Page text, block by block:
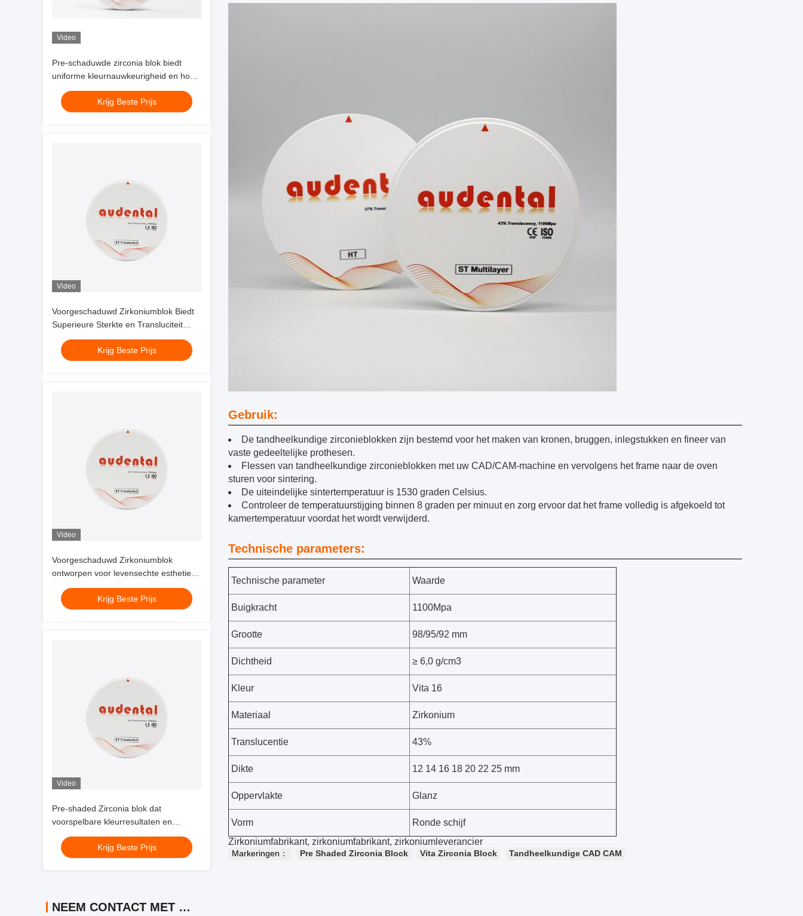
Video
Pre-schaduwde zirconia blok biedt
uniforme kleurnauwkeurigheid en hoge
doorschijnendheid voor natuurlijke
uitziende tandheelkundige restauratie
Krijg Beste Prijs
Video
Voorgeschaduwd Zirkoniumblok Biedt
Superieure Sterkte en Transluciteit
voor Duurzame Tandkronen, Bruggen
en Facings
Krijg Beste Prijs
Video
Voorgeschaduwd Zirkoniumblok
ontworpen voor levensechte esthetiek
en betrouwbare mechanische
prestaties in tandheelkundige
restauraties
Krijg Beste Prijs
Video
Pre-shaded Zirconia blok dat
voorspelbare kleurresultaten en
vereenvoudigde werkvloei voor de
productie van tandheelkundige
restauratie biedt
Krijg Beste Prijs
NEEM CONTACT MET ONS OP
Gebruik:
De tandheelkundige zirconieblokken zijn bestemd voor het maken van kronen, bruggen, inlegstukken en fineer van
vaste gedeeltelijke prothesen.
Flessen van tandheelkundige zirconieblokken met uw CAD/CAM-machine en vervolgens het frame naar de oven
sturen voor sintering.
De uiteindelijke sintertemperatuur is 1530 graden Celsius.
Controleer de temperatuurstijging binnen 8 graden per minuut en zorg ervoor dat het frame volledig is afgekoeld tot
kamertemperatuur voordat het wordt verwijderd.
Technische parameters:
Technische parameter Waarde
Buigkracht 1100Mpa
Grootte 98/95/92 mm
Dichtheid ≥ 6,0 g/cm3
Kleur Vita 16
Materiaal Zirkonium
Translucentie 43%
Dikte 12 14 16 18 20 22 25 mm
Oppervlakte Glanz
Vorm
Ronde schijf
Zirkoniumfabrikant, zirkoniumfabrikant, zirkoniumleverancier
Markeringen： Pre Shaded Zirconia Block Vita Zirconia Block Tandheelkundige CAD CAM